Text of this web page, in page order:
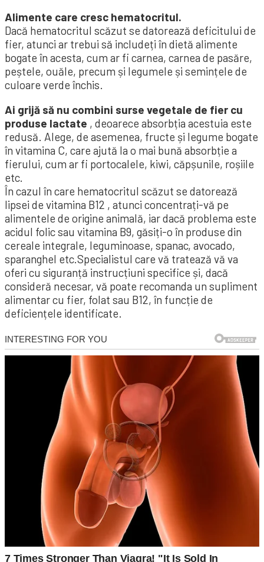
Alimente care cresc hematocritul.
Dacă hematocritul scăzut se datorează deficitului de
fier, atunci ar trebui să includeți în dietă alimente
bogate în acesta, cum ar fi carnea, carnea de pasăre,
peștele, ouăle, precum și legumele și semințele de
culoare verde închis.
Ai grijă să nu combini surse vegetale de fier cu
produse lactate , deoarece absorbția acestuia este
redusă. Alege, de asemenea, fructe și legume bogate
în vitamina C, care ajută la o mai bună absorbție a
fierului, cum ar fi portocalele, kiwi, căpșunile, roșiile
etc.
În cazul în care hematocritul scăzut se datorează
lipsei de vitamina B12 , atunci concentrați-vă pe
alimentele de origine animală, iar dacă problema este
acidul folic sau vitamina B9, găsiți-o în produse din
cereale integrale, leguminoase, spanac, avocado,
sparanghel etc.Specialistul care vă tratează vă va
oferi cu siguranță instrucțiuni specifice și, dacă
consideră necesar, vă poate recomanda un supliment
alimentar cu fier, folat sau B12, în funcție de
deficiențele identificate.